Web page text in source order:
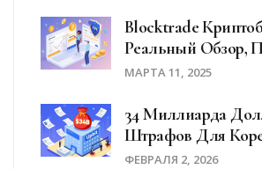
Blocktrade
Реальный Обзор,
Минусы В 2025 Году
МАРТА 11, 2025
34 Миллиарда
Штрафов Для
Криптобиржи Upbit
ФЕВРАЛЯ 2, 2026